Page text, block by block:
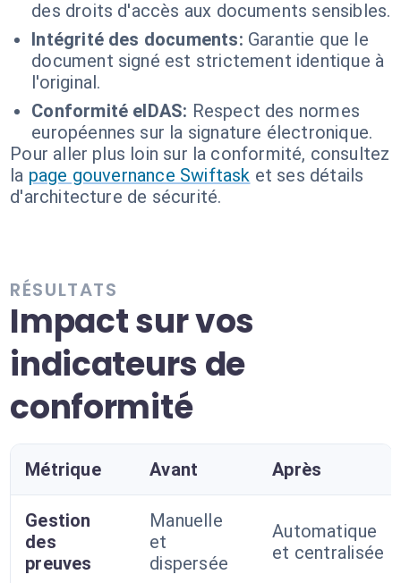
des droits d'accès aux documents sensibles.
Intégrité des documents: Garantie que le
document signé est strictement identique à
l'original.
Conformité eIDAS: Respect des normes
européennes sur la signature électronique.
Pour aller plus loin sur la conformité, consultez
la page gouvernance Swiftask et ses détails
d'architecture de sécurité.
RÉSULTATS
Impact sur vos
indicateurs de
conformité
Métrique Avant Après
Gestion
des
preuves
Manuelle
et
dispersée
Automatique
et centralisée